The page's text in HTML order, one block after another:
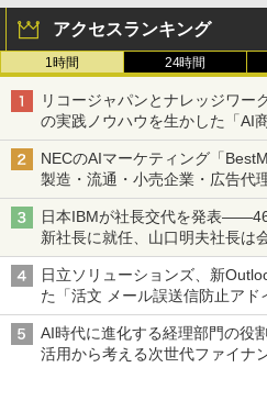
アクセスランキング
1時間 24時間
リコージャパンとナレッジワー
の実践ノウハウを生かした「AI
NECのAIマーケティング「
製造・流通・小売企業・広告代
日本IBMが社長交代を発表
新社長に就任、山口明夫社長は
日立ソリューションズ、新
た「活文 メール誤送信防止アド
AI時代に進化する経理部門の
活用から考える次世代ファイナ